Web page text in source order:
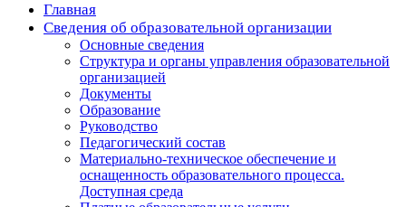
Главная
Сведения об образовательной организации
Основные сведения
Структура и органы управления образовательной
организацией
Документы
Образование
Руководство
Педагогический состав
Материально-техническое обеспечение и
оснащенность образовательного процесса.
Доступная среда